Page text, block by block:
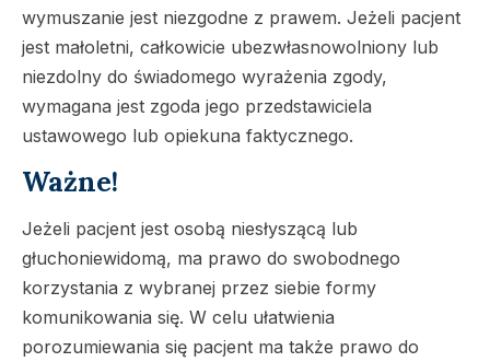
wymuszanie jest niezgodne z prawem. Jeżeli pacjent
jest małoletni, całkowicie ubezwłasnowolniony lub
niezdolny do świadomego wyrażenia zgody,
wymagana jest zgoda jego przedstawiciela
ustawowego lub opiekuna faktycznego.
Ważne!
Jeżeli pacjent jest osobą niesłyszącą lub
głuchoniewidomą, ma prawo do swobodnego
korzystania z wybranej przez siebie formy
komunikowania się. W celu ułatwienia
porozumiewania się pacjent ma także prawo do